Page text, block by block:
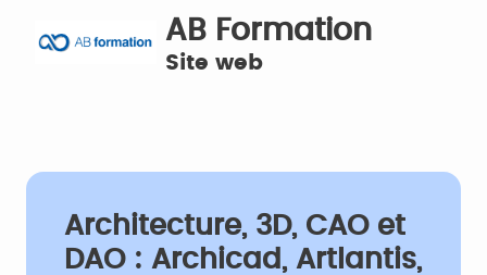
AB Formation
Site web
Architecture, 3D, CAO et
DAO : Archicad, Artlantis,